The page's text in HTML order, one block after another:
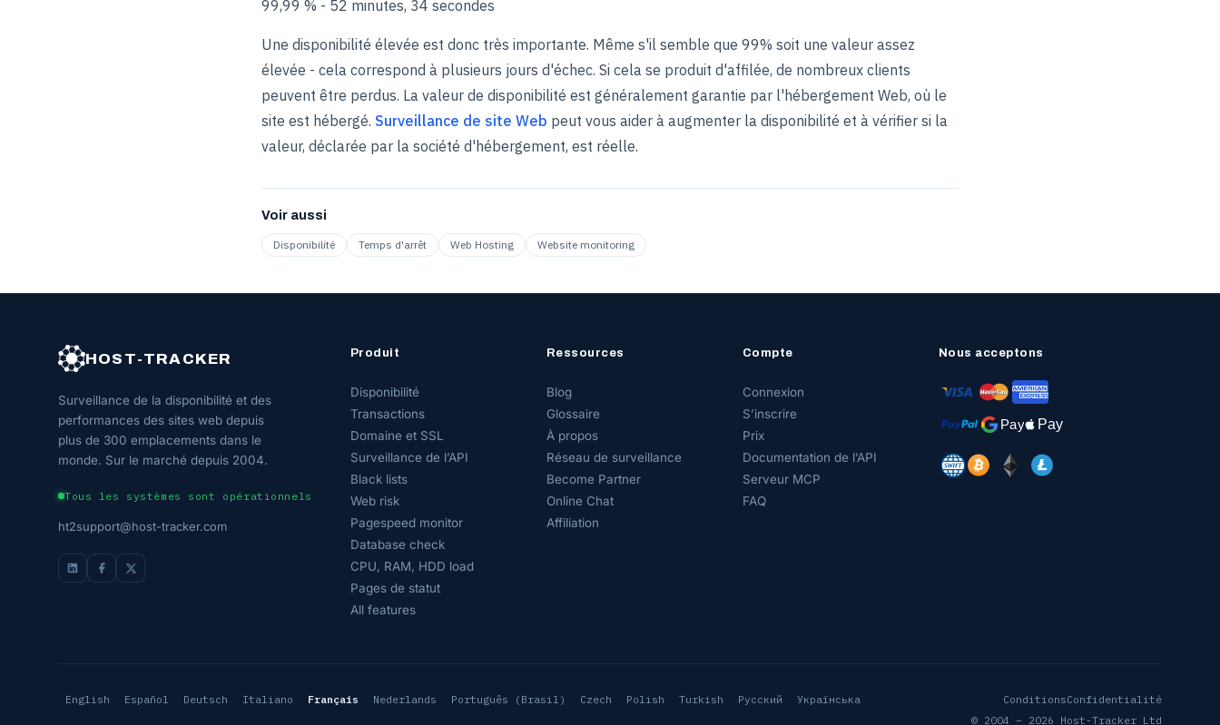
99,99 % - 52 minutes, 34 secondes
Une disponibilité élevée est donc très importante. Même s'il semble que 99% soit une valeur assez
élevée - cela correspond à plusieurs jours d'échec. Si cela se produit d'affilée, de nombreux clients
peuvent être perdus. La valeur de disponibilité est généralement garantie par l'hébergement Web, où le
site est hébergé. Surveillance de site Web peut vous aider à augmenter la disponibilité et à vérifier si la
valeur, déclarée par la société d'hébergement, est réelle.
Voir aussi
Disponibilité Temps d'arrêt Web Hosting Website monitoring
HOST-TRACKER
Surveillance de la disponibilité et des
performances des sites web depuis
plus de 300 emplacements dans le
monde. Sur le marché depuis 2004.
Tous les systèmes sont opérationnels
ht2support@host-tracker.com
Produit
Disponibilité
Transactions
Domaine et SSL
Surveillance de l’API
Black lists
Web risk
Pagespeed monitor
Database check
CPU, RAM, HDD load
Pages de statut
All features
Ressources
Blog
Glossaire
À propos
Réseau de surveillance
Become Partner
Online Chat
Affiliation
Compte
Connexion
S’inscrire
Prix
Documentation de l’API
Serveur MCP
FAQ
Nous acceptons
English Español Deutsch Italiano Français Nederlands Português (Brasil) Czech Polish Turkish Русский Українська ConditionsConfidentialité
© 2004 – 2026 Host-Tracker Ltd